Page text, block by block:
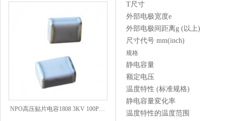
T尺寸
外部电极宽度e
外部电极间距离g (以上)
尺寸代号 mm(inch)
规格
静电容量
额定电压
温度特性 (标准规格)
静电容量変化率
温度特性的温度范围